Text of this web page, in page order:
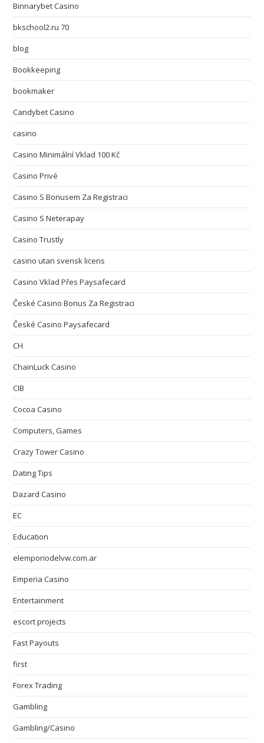
Binnarybet Casino
bkschool2.ru 70
blog
Bookkeeping
bookmaker
Candybet Casino
casino
Casino Minimální Vklad 100 Kč
Casino Privé
Casino S Bonusem Za Registraci
Casino S Neterapay
Casino Trustly
casino utan svensk licens
Casino Vklad Přes Paysafecard
České Casino Bonus Za Registraci
České Casino Paysafecard
CH
ChainLuck Casino
CIB
Cocoa Casino
Computers, Games
Crazy Tower Сasino
Dating Tips
Dazard Casino
EC
Education
elemporiodelvw.com.ar
Emperia Casino
Entertainment
escort projects
Fast Payouts
first
Forex Trading
Gambling
Gambling/Casino